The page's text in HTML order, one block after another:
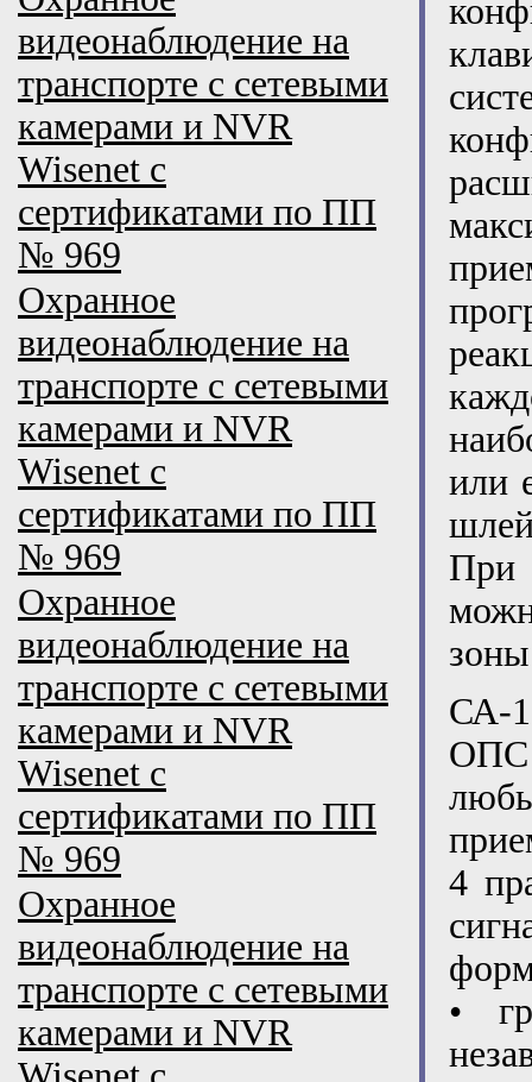
видеонаблюдение на
транспорте с сетевыми
камерами и NVR
Wisenet с
сертификатами по ПП
№ 969
Охранное
видеонаблюдение на
транспорте с сетевыми
камерами и NVR
Wisenet с
сертификатами по ПП
№ 969
Охранное
видеонаблюдение на
транспорте с сетевыми
камерами и NVR
Wisenet с
сертификатами по ПП
№ 969
Охранное
видеонаблюдение на
транспорте с сетевыми
камерами и NVR
или
При
СА-
ОПС
4
•